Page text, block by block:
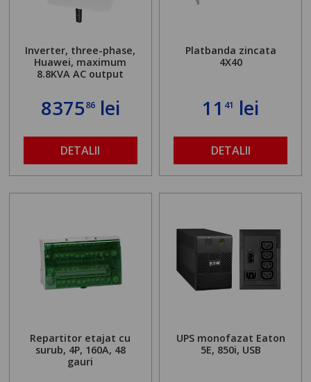
Inverter, three-phase,
Huawei, maximum
8.8KVA AC output
837586lei
DETALII
Platbanda zincata
4X40
11 41 lei
DETALII
Repartitor etajat cu
surub, 4P, 160A, 48
gauri
UPS monofazat Eaton
5E, 850i, USB